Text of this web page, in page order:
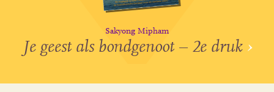
Sakyong Mipham
Je geest als bondgenoot – 2e druk ›